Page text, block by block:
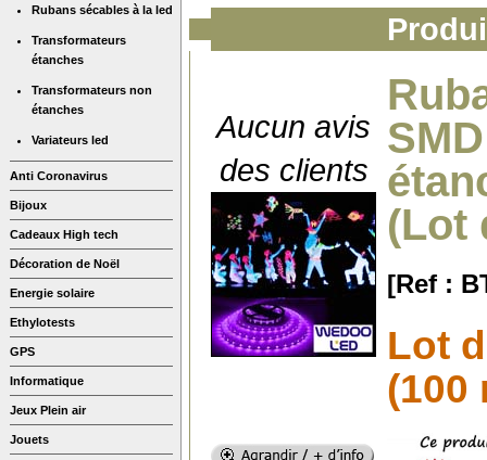
Rubans sécables à la led
Transformateurs
étanches
Transformateurs non
étanches
Variateurs led
Anti Coronavirus
Bijoux
Cadeaux High tech
Décoration de Noël
Energie solaire
Ethylotests
GPS
Informatique
Jeux Plein air
Jouets
Aucun avis
des clients
(Lot
[Ref :
Lot
(100